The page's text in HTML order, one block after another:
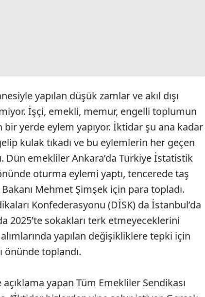
yapılan düşük zamlar ve akıl dışı
İşçi, emekli, memur, engelli toplumun
yerde eylem yapıyor. İktidar şu ana kadar
kulak tıkadı ve bu eylemlerin her geçen
Dün emekliler Ankara’da Türkiye İstatistik
oturma eylemi yaptı, tencerede taş
Mehmet Şimşek için para topladı.
Konfederasyonu (DİSK) da İstanbul’da
2025’te sokakları terk etmeyeceklerini
yapılan değişikliklere tepki için
önünde toplandı.
yapan Tüm Emekliler Sendikası